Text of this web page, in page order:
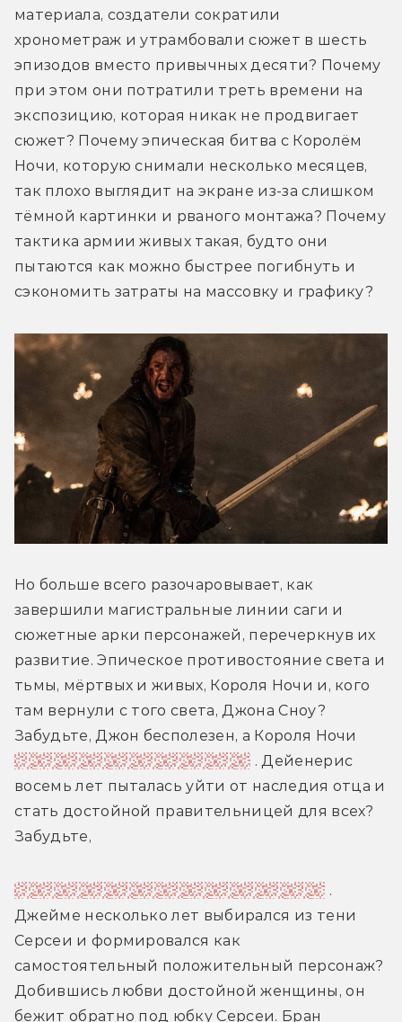
материала, создатели сократили
хронометраж и утрамбовали сюжет в шесть
эпизодов вместо привычных десяти? Почему
при этом они потратили треть времени на
экспозицию, которая никак не продвигает
сюжет? Почему эпическая битва с Королём
Ночи, которую снимали несколько месяцев,
так плохо выглядит на экране из-за слишком
тёмной картинки и рваного монтажа? Почему
тактика армии живых такая, будто они
пытаются как можно быстрее погибнуть и
сэкономить затраты на массовку и графику?
Но больше всего разочаровывает, как
завершили магистральные линии саги и
сюжетные арки персонажей, перечеркнув их
развитие. Эпическое противостояние света и
тьмы, мёртвых и живых, Короля Ночи и, кого
там вернули с того света, Джона Сноу?
завалит случайный персонаж . Дейенерис
восемь лет пыталась уйти от наследия отца и
стать достойной правительницей для всех?
Забудьте,
она превратится в Безумную королеву .
Джейме несколько лет выбирался из тени
Серсеи и формировался как
самостоятельный положительный персонаж?
Добившись любви достойной женщины, он
бежит обратно под юбку Серсеи. Бран